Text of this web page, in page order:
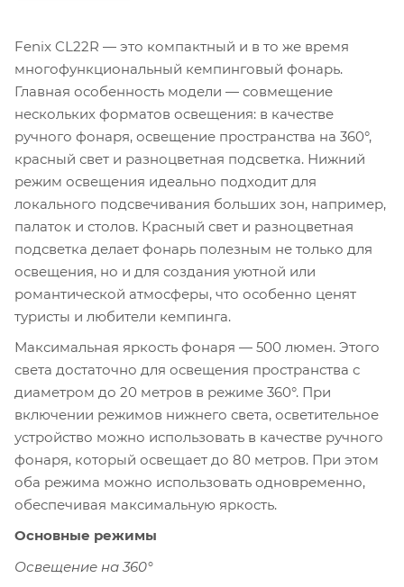
Fenix CL22R — это компактный и в то же время
многофункциональный кемпинговый фонарь.
Главная особенность модели — совмещение
нескольких форматов освещения: в качестве
ручного фонаря, освещение пространства на 360°,
красный свет и разноцветная подсветка. Нижний
режим освещения идеально подходит для
локального подсвечивания больших зон, например,
палаток и столов. Красный свет и разноцветная
подсветка делает фонарь полезным не только для
освещения, но и для создания уютной или
романтической атмосферы, что особенно ценят
туристы и любители кемпинга.
Максимальная яркость фонаря — 500 люмен. Этого
света достаточно для освещения пространства с
диаметром до 20 метров в режиме 360°. При
включении режимов нижнего света, осветительное
устройство можно использовать в качестве ручного
фонаря, который освещает до 80 метров. При этом
оба режима можно использовать одновременно,
обеспечивая максимальную яркость.
Основные режимы
Освещение на 360°